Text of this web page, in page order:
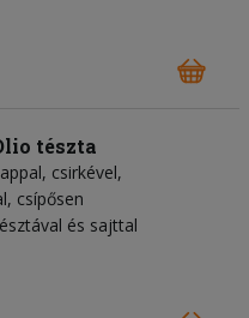
tészta
csirkével,
csípősen
és sajttal